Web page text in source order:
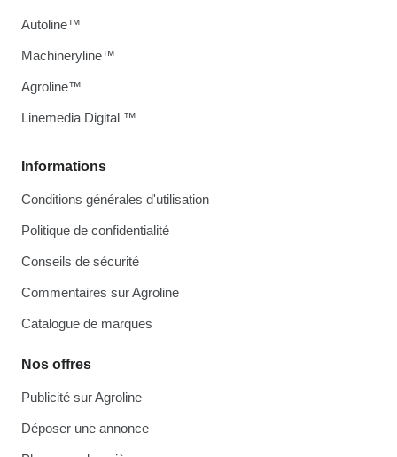
Informations
Conditions générales d'utilisation
Politique de confidentialité
Conseils de sécurité
Commentaires sur Agroline
Catalogue de marques
Nos offres
Publicité sur Agroline
Déposer une annonce
Autoline™
Machineryline™
Agroline™
Linemedia Digital ™